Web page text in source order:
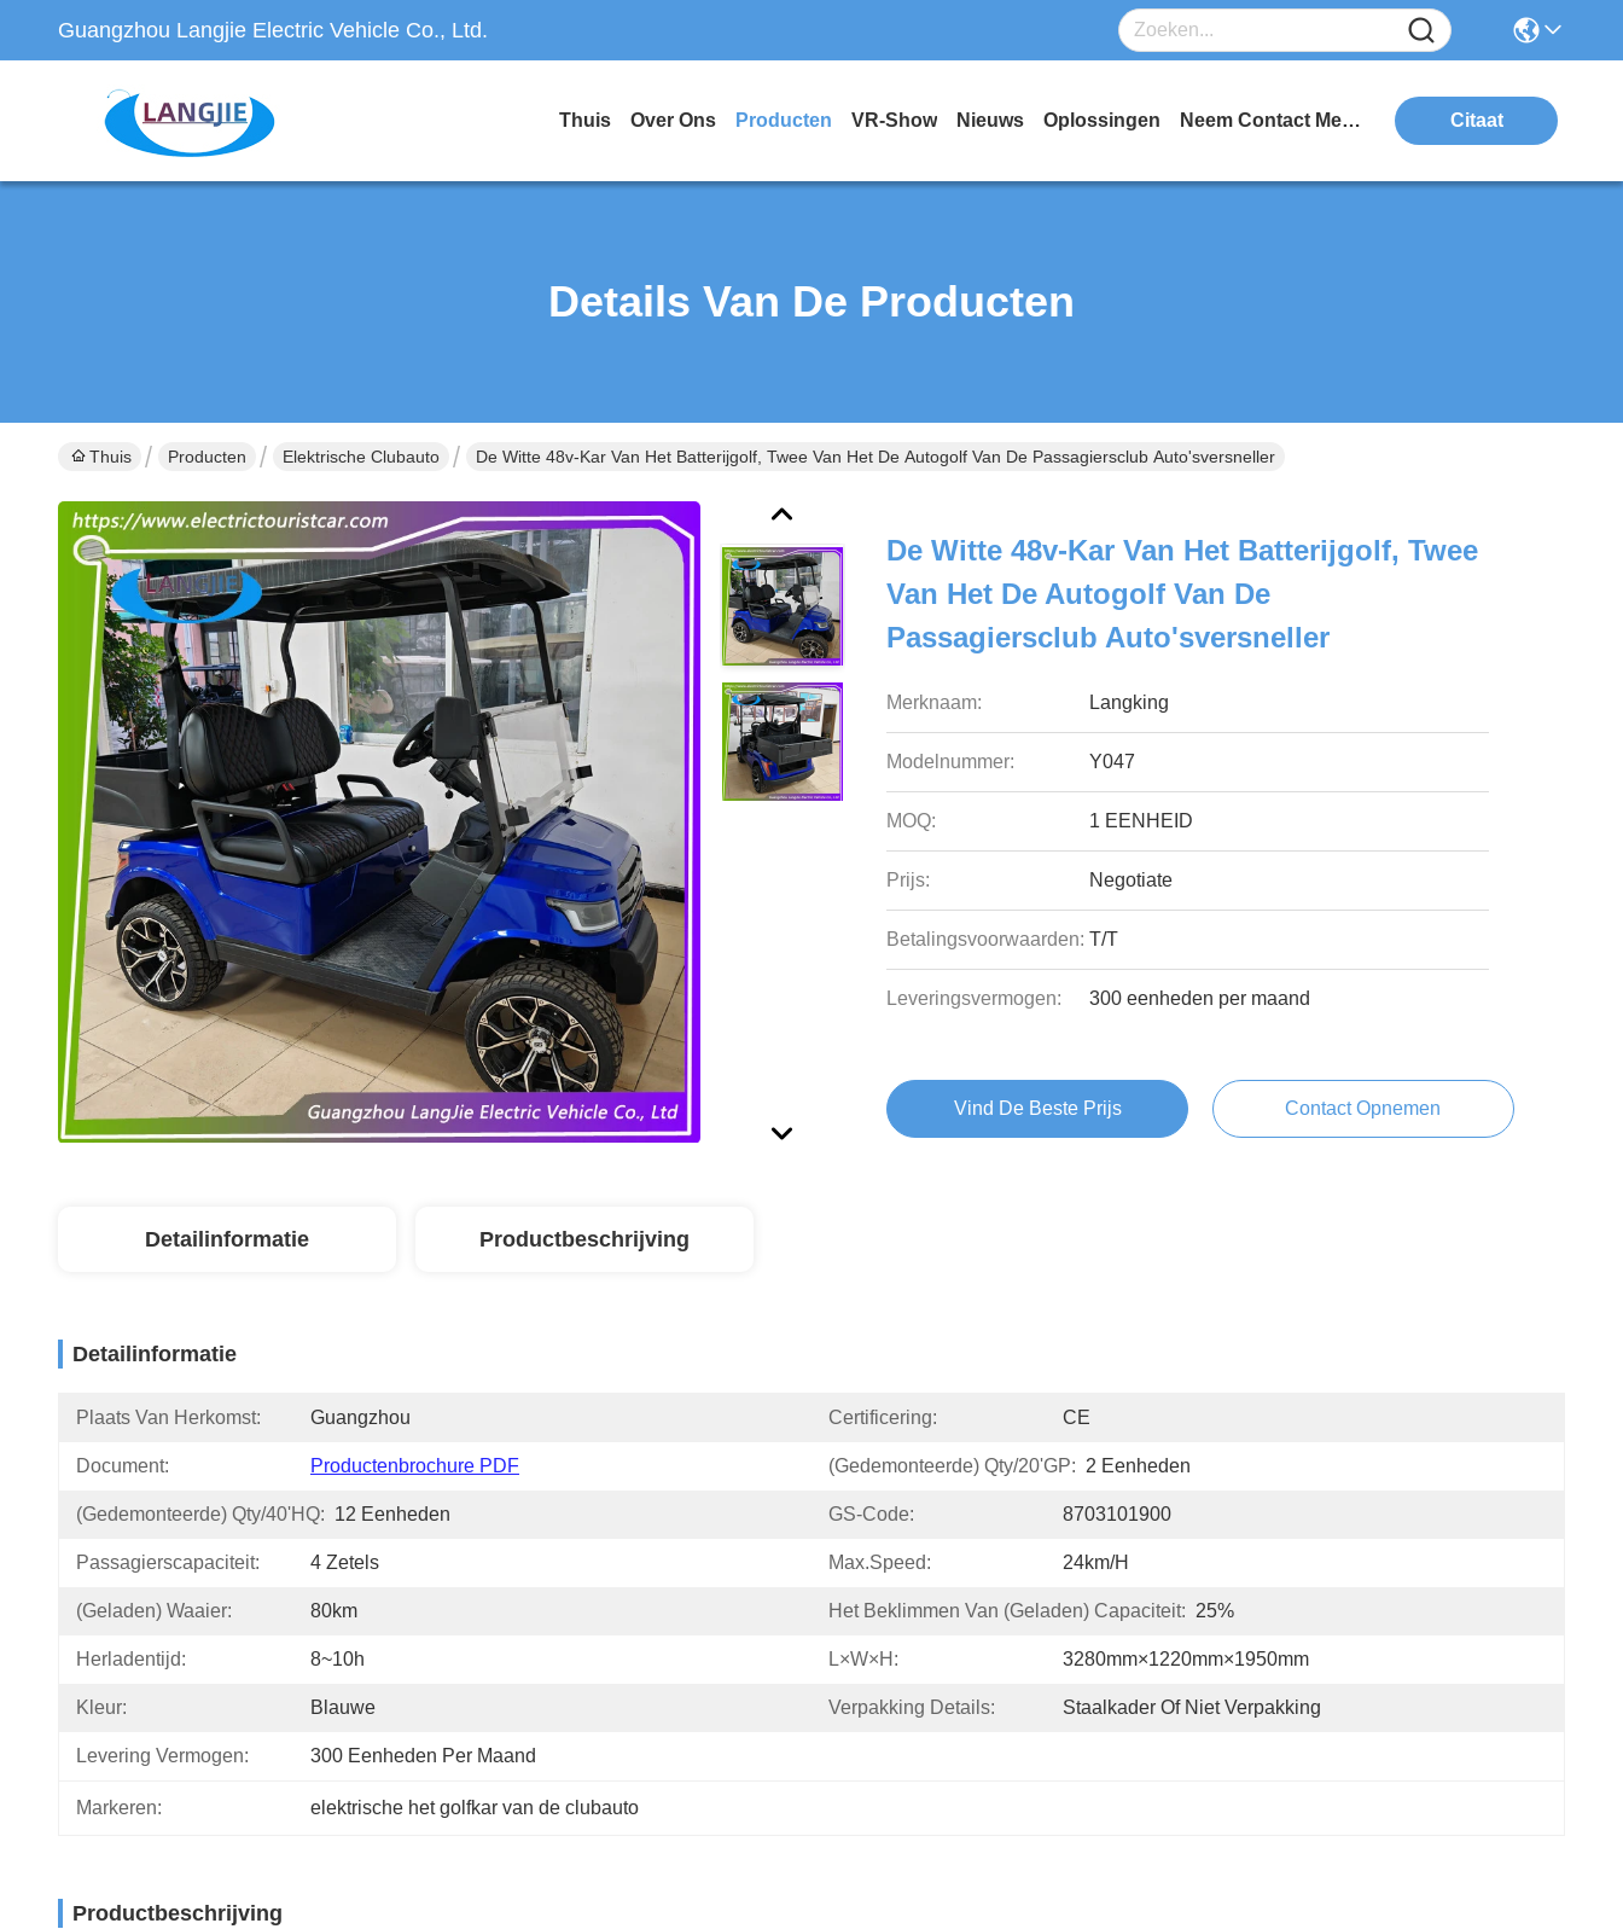
Guangzhou Langjie Electric Vehicle Co., Ltd.
Thuis Over Ons Producten VR-Show Nieuws Oplossingen Neem Contact Met Ons Op Citaat
Details Van De Producten
Thuis Producten Elektrische Clubauto De Witte 48v-Kar Van Het Batterijgolf, Twee Van Het De Autogolf Van De Passagiersclub Auto'sversneller
De Witte 48v-Kar Van Het Batterijgolf, Twee
Van Het De Autogolf Van De
Passagiersclub Auto'sversneller
Merknaam: Langking
Modelnummer: Y047
MOQ: 1 EENHEID
Prijs: Negotiate
Betalingsvoorwaarden: T/T
Leveringsvermogen: 300 eenheden per maand
Vind De Beste Prijs Contact Opnemen
Detailinformatie Productbeschrijving
Detailinformatie
Plaats Van Herkomst: Guangzhou Certificering: CE
Document: Productenbrochure PDF (Gedemonteerde) Qty/20'GP: 2 Eenheden
(Gedemonteerde) Qty/40'HQ: 12 Eenheden GS-Code: 8703101900
Passagierscapaciteit: 4 Zetels Max.speed: 24km/h
(Geladen) Waaier: 80km Het Beklimmen Van (geladen) Capaciteit: 25%
Herladentijd: 8~10h L×W×H: 3280mm×1220mm×1950mm
Kleur: Blauwe Verpakking Details: Staalkader Of Niet Verpakking
Levering Vermogen: 300 Eenheden Per Maand
Markeren: elektrische het golfkar van de clubauto
Productbeschrijving